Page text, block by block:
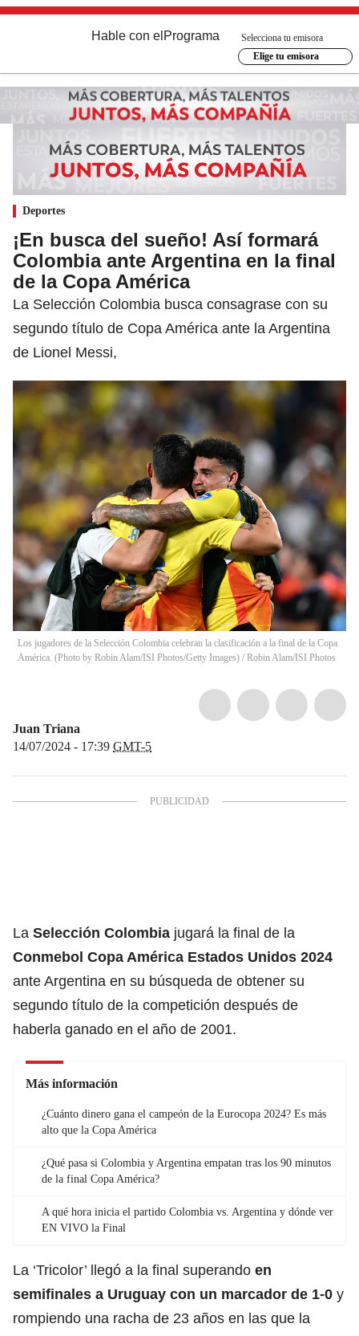
Hable con el Programa
Selecciona tu emisora
Elige tu emisora
Deportes
¡En busca del sueño! Así formará
Colombia ante Argentina en la final
de la Copa América
La Selección Colombia busca consagrase con su
segundo título de Copa América ante la Argentina
de Lionel Messi,
Los jugadores de la Selección Colombia celebran la clasificación a la final de la Copa
América. (Photo by Robin Alam/ISI Photos/Getty Images) / Robin Alam/ISI Photos
Juan Triana
14/07/2024 - 17:39 GMT-5
La Selección Colombia jugará la final de la
Conmebol Copa América Estados Unidos 2024
ante Argentina en su búsqueda de obtener su
segundo título de la competición después de
haberla ganado en el año de 2001.
Más información
¿Cuánto dinero gana el campeón de la Eurocopa 2024? Es más
alto que la Copa América
¿Qué pasa si Colombia y Argentina empatan tras los 90 minutos
de la final Copa América?
A qué hora inicia el partido Colombia vs. Argentina y dónde ver
EN VIVO la Final
La ‘Tricolor’ llegó a la final superando en
semifinales a Uruguay con un marcador de 1-0 y
rompiendo una racha de 23 años en las que la